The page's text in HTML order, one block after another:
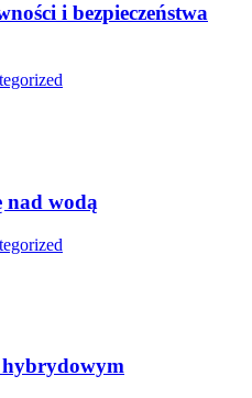
i bezpieczeństwa
nad wodą